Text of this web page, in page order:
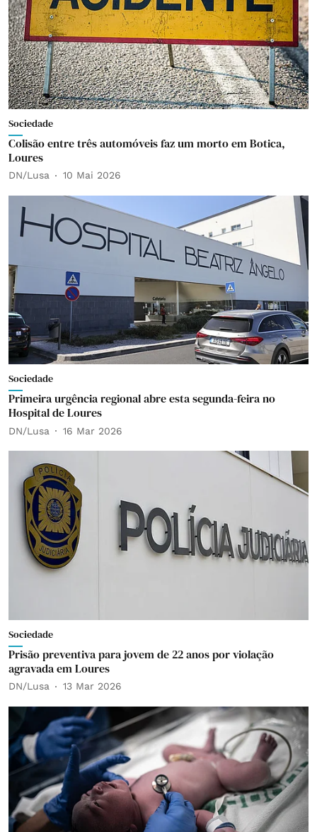
Sociedade
Colisão entre três automóveis faz um morto em Botica,
Loures
DN/Lusa 10 Mai 2026
Sociedade
Primeira urgência regional abre esta segunda-feira no
Hospital de Loures
DN/Lusa 16 Mar 2026
Sociedade
Prisão preventiva para jovem de 22 anos por violação
agravada em Loures
DN/Lusa 13 Mar 2026